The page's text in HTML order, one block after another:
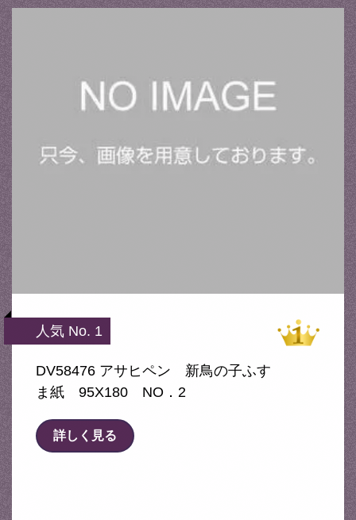
人気 No. 1
DV58476 アサヒペン 新鳥の子ふす
ま紙 95X180 NO．2
詳しく見る